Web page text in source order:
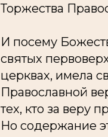
Торжества
И посему
святых
церквах, имела
Православной
тех, кто за веру
Но содержание